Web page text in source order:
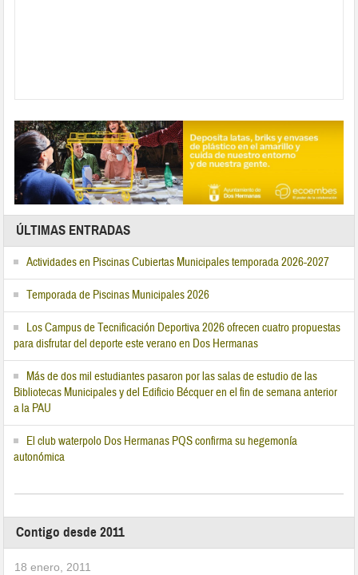
ÚLTIMAS ENTRADAS
Actividades en Piscinas Cubiertas Municipales temporada 2026-2027
Temporada de Piscinas Municipales 2026
Los Campus de Tecnificación Deportiva 2026 ofrecen cuatro propuestas
para disfrutar del deporte este verano en Dos Hermanas
Más de dos mil estudiantes pasaron por las salas de estudio de las
Bibliotecas Municipales y del Edificio Bécquer en el fin de semana anterior
a la PAU
El club waterpolo Dos Hermanas PQS confirma su hegemonía
autonómica
Contigo desde 2011
18 enero, 2011